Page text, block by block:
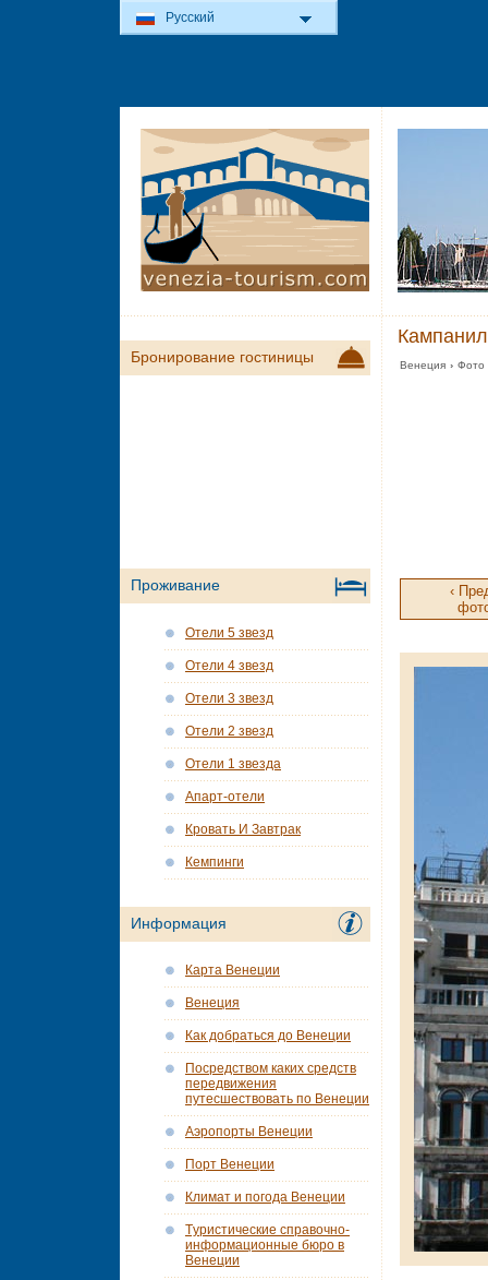
Венеция ›Фото
‹
Бронирование гостиницы
Проживание
Отели 5 звезд
Отели 4 звезд
Отели 3 звезд
Отели 2 звезд
Отели 1 звезда
Апарт-отели
Кровать И Завтрак
Кемпинги
Информация
Карта Венеции
Венеция
Как добраться до Венеции
Посредством каких средств
передвижения
путесшествовать по Венеции
Аэропорты Венеции
Порт Венеции
Климат и погода Венеции
Tуристические справочно-
информационные бюро в
Венеции
Русский